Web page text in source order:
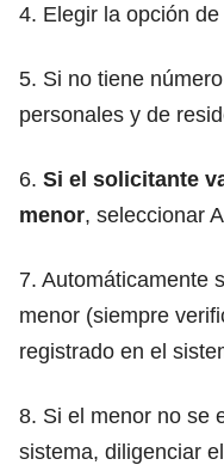
4. Elegir la opción
5. Si no tiene
personales y de
6. Si el solicitante
menor, seleccionar
7. Automáticamente
menor (siempre
registrado en el
8. Si el menor no se
sistema, diligenciar